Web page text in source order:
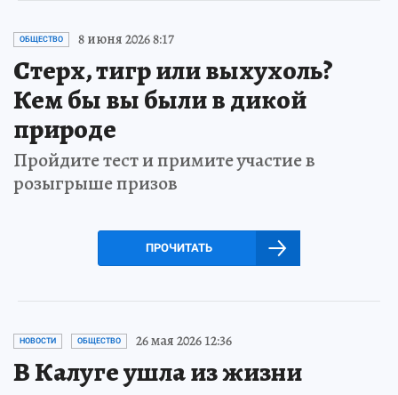
ОБЩЕСТВО 8 июня 2026 8:17
Стерх, тигр или выхухоль?
Кем бы вы были в дикой
природе
Пройдите тест и примите участие в
розыгрыше призов
ПРОЧИТАТЬ
НОВОСТИ ОБЩЕСТВО 26 мая 2026 12:36
В Калуге ушла из жизни